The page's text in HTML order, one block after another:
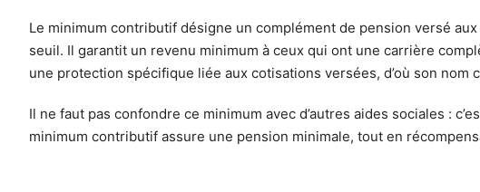
Le minimum contributif désigne un complément de pension versé
seuil. Il garantit un revenu minimum à ceux qui ont une carrière
une protection spécifique liée aux cotisations versées, d’où son
Il ne faut pas confondre ce minimum avec d’autres aides sociales :
minimum contributif assure une pension minimale, tout en